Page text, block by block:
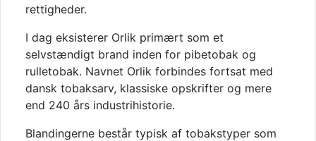
rettigheder.
I dag eksisterer Orlik primært som et
selvstændigt brand inden for pibetobak og
rulletobak. Navnet Orlik forbindes fortsat med
dansk tobaksarv, klassiske opskrifter og mere
end 240 års industrihistorie.
Blandingerne består typisk af tobakstyper som